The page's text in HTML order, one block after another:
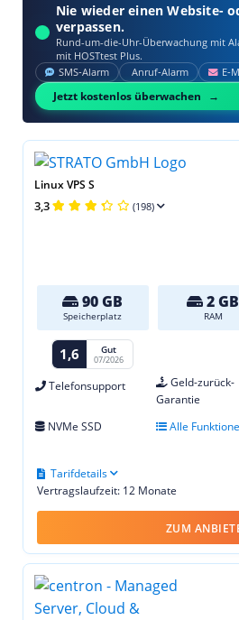
Nie wieder einen Website-
verpassen.
Rund-um-die-Uhr-Überwachung mit
mit HOSTtest Plus.
SMS‑Alarm Anruf‑Alarm
Jetzt kostenlos überwachen
Linux VPS S
3,3 (198)
90 GB
Speicherplatz
2 GB
RAM
1,6 Gut
07/2026
Telefonsupport
Geld-zurück-
Garantie
NVMe SSD Alle
Vertragslaufzeit: 12 Monate
Tarifdetails
ZUM